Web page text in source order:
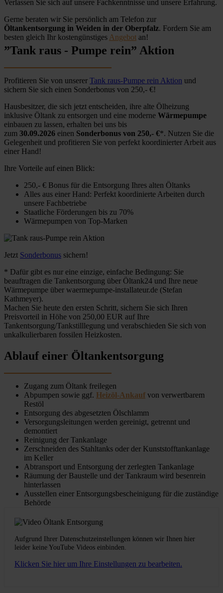
Verlassen Sie sich auf unsere Fachkenntnisse und unsere Erfahrung.
Gerne beraten wir Sie persönlich am Telefon zur
Öltankentsorgung in Weiden in der Oberpfalz. Fordern Sie am
besten gleich Ihr kostengünstiges Angebot an!
”Tank raus - Pumpe rein” Aktion
Profitieren Sie von unserer Tank raus-Pumpe rein Aktion und
sichern Sie sich einen Sonderbonus von 250,- €!
Hausbesitzer, die sich jetzt entscheiden, ihre alte Ölheizung
inklusive Öltank zu entsorgen und eine moderne Wärmepumpe
einbauen zu lassen, erhalten bei uns bis
zum 30.09.2026 einen Sonderbonus von 250,- €*. Nutzen Sie die
Gelegenheit und profitieren Sie von perfekt koordinierter Arbeit aus
einer Hand!
Ihre Vorteile auf einen Blick:
250,- € Bonus für die Entsorgung Ihres alten Öltanks
Alles aus einer Hand: Perfekt koordinierte Arbeiten durch
unsere Fachbetriebe
Staatliche Förderungen bis zu 70%
Wärmepumpen von Top-Marken
Jetzt Sonderbonus sichern!
* Dafür gibt es nur eine einzige, einfache Bedingung: Sie
beauftragen die Tankentsorgung über Öltank24 und Ihre neue
Wärmepumpe über waermepumpe-installateur.de (Stefan
Kathmeyer).
Machen Sie heute den ersten Schritt, sichern Sie sich Ihren
Preisvorteil in Höhe von 250,00 EUR auf Ihre
Tankentsorgung/Tankstilllegung und verabschieden Sie sich von
unkalkulierbaren fossilen Heizkosten.
Ablauf einer Öltankentsorgung
Zugang zum Öltank freilegen
Abpumpen sowie ggf. Heizöl-Ankauf von verwertbarem
Restöl
Entsorgung des abgesetzten Ölschlamm
Versorgungsleitungen werden gereinigt, getrennt und
demontiert
Reinigung der Tankanlage
Zerschneiden des Stahltanks oder der Kunststofftankanlage
im Keller
Abtransport und Entsorgung der zerlegten Tankanlage
Räumung der Baustelle und der Tankraum wird besenrein
hinterlassen
Ausstellen einer Entsorgungsbescheinigung für die zuständige
Behörde
Aufgrund Ihrer Datenschutzeinstellungen können wir Ihnen hier
leider keine YouTube Videos einbinden.
Klicken Sie hier um Ihre Einstellungen zu bearbeiten.